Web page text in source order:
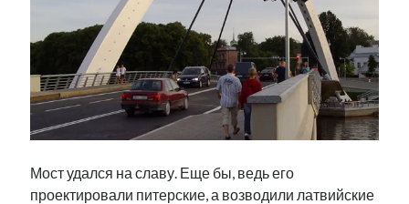
Мост удался на славу. Еще бы, ведь его
проектировали питерские, а возводили латвийские